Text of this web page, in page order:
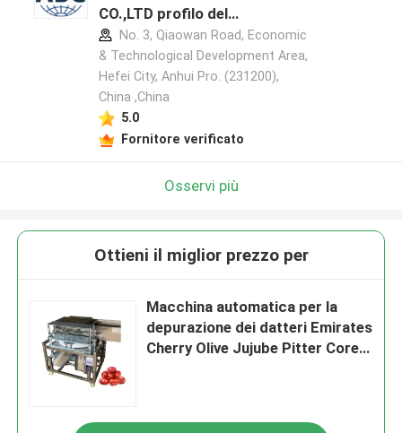
CO.,LTD profilo del
produttore
No. 3, Qiaowan Road, Economic
& Technological Development Area,
Hefei City, Anhui Pro. (231200),
China ,China
5.0
Fornitore verificato
Osservi più
Ottieni il miglior prezzo per
Macchina automatica per la
depurazione dei datteri Emirates
Cherry Olive Jujube Pitter Corer